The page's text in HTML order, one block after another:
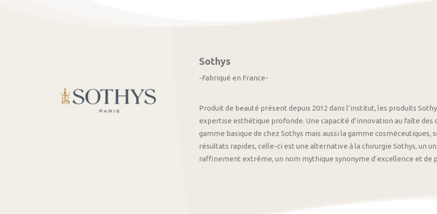
Sothys
-Fabriqué en France-
Produit de beauté présent depuis 2012 dans l’institut, les produits
expertise esthétique profonde. Une capacité d’innovation au faîte
gamme basique de chez Sothys mais aussi la gamme
résultats rapides, celle-ci est une alternative à la chirurgie Sothys, un
raffinement extrême, un nom mythique synonyme d’excellence et de